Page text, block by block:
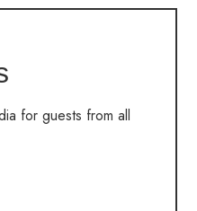
for guests from all